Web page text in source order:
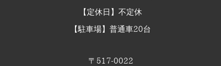
【定休日】不定休
【駐車場】普通車20台
〒517-0022